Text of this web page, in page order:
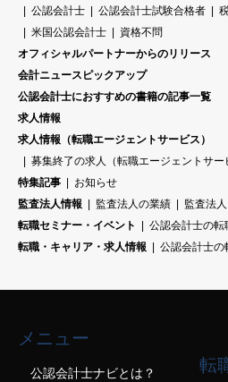
公認会計士
公認会計士試験合格者
米国公認会計士
資格不問
オフィシャルパートナーからのリリース
会計ニュースピックアップ
公認会計士におすすめの書籍の記事一覧
求人情報
求人情報（転職エージェントサービス）
募集終了の求人（転職エージェントサー
特集記事
お知らせ
監査法人情報
監査法人の業績
監査法
転職セミナー・イベント
公認会計士の転
転職・キャリア・求人情報
公認会計士の
メニュー
公認会計士ナビとは？
転